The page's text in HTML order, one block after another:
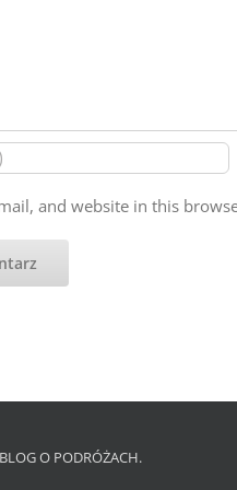
and website in this
O PODRÓŻACH.